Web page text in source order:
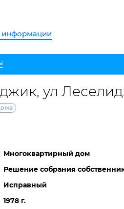
информации
ул
Многоквартирный дом
Решение собрания
Исправный
1978 г.